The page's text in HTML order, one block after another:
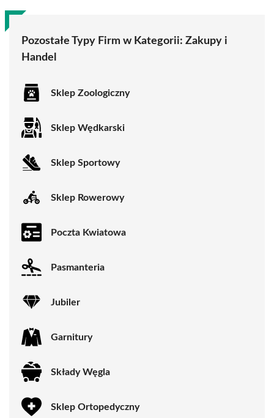
Pozostałe Typy Firm w Kategorii: Zakupy i
Handel
Sklep Zoologiczny
Sklep Wędkarski
Sklep Sportowy
Sklep Rowerowy
Poczta Kwiatowa
Pasmanteria
Jubiler
Garnitury
Składy Węgla
Sklep Ortopedyczny